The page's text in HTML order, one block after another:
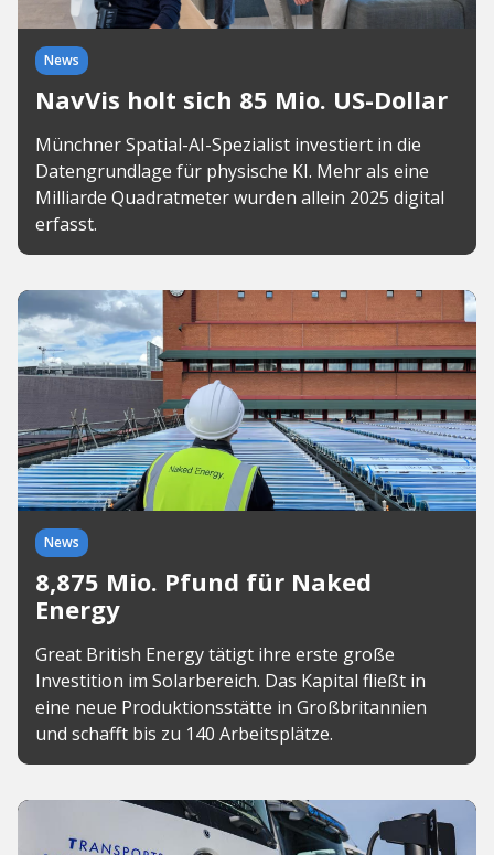
News
NavVis holt sich 85 Mio. US-Dollar
Münchner Spatial-AI-Spezialist investiert in die
Datengrundlage für physische KI. Mehr als eine
Milliarde Quadratmeter wurden allein 2025 digital
erfasst.
News
8,875 Mio. Pfund für Naked
Energy
Great British Energy tätigt ihre erste große
Investition im Solarbereich. Das Kapital fließt in
eine neue Produktionsstätte in Großbritannien
und schafft bis zu 140 Arbeitsplätze.